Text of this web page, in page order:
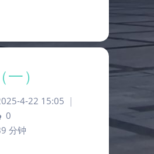
）
4-22 15:05 |
0
分钟